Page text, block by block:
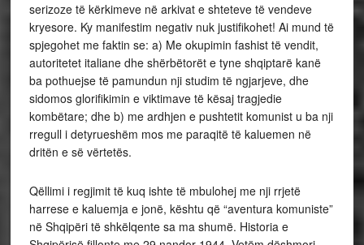
serizoze të kërkimeve në arkivat e shteteve të vendeve
kryesore. Ky manifestim negativ nuk justifikohet! Ai mund të
spjegohet me faktin se: a) Me okupimin fashist të vendit,
autoritetet italiane dhe shërbëtorët e tyne shqiptarë kanë
ba pothuejse të pamundun nji studim të ngjarjeve, dhe
sidomos glorifikimin e viktimave të kësaj tragjedie
kombëtare; dhe b) me ardhjen e pushtetit komunist u ba nji
rregull i detyrueshëm mos me paraqitë të kaluemen në
dritën e së vërtetës.
Qëllimi i regjimit të kuq ishte të mbulohej me nji rrjetë
harrese e kaluemja e jonë, kështu që “aventura komuniste”
në Shqipëri të shkëlqente sa ma shumë. Historia e